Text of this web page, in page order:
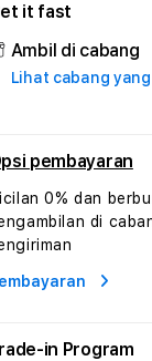
PERAK777
#3
TradiTours
Jasa
Paket
Wisata
Tunisia
Profesional
it fast
Ambil di cabang
Lihat cabang
pembayaran
0% dan
di
in Program